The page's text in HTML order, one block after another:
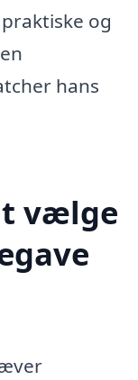
og
hans
vælge